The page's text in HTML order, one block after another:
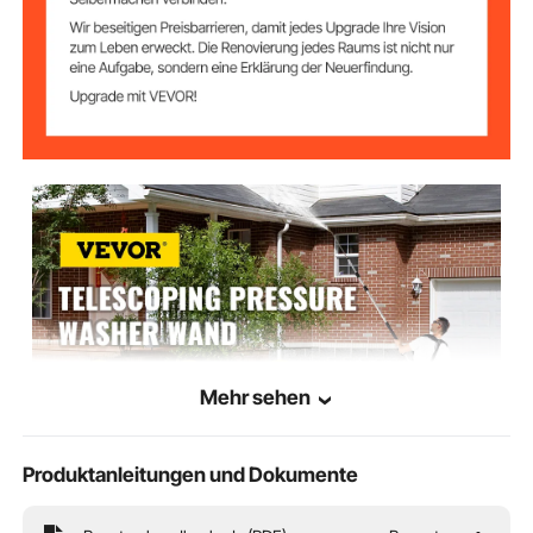
Passend für
Einlass
3/8 Zoll Schnellanschluss
(Nicht im Lieferumfang
enthalten)
Passend für
1/4 Zoll Schnellanschluss
robuste Geräte und Werkzeuge zum Niedrigpreis anzubieten. Heute werden VEVOR
Mehr sehen
Produktanleitungen und Dokumente